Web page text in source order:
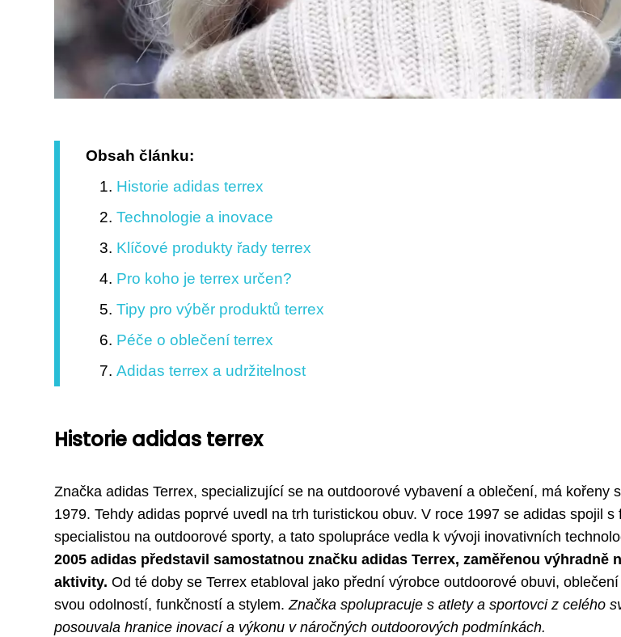
Obsah článku:
Historie adidas terrex
Technologie a inovace
Klíčové produkty řady terrex
Pro koho je terrex určen?
Tipy pro výběr produktů terrex
Péče o oblečení terrex
Adidas terrex a udržitelnost
Historie adidas terrex
Značka adidas Terrex, specializující se na outdoorové vybavení a oblečení, má kořeny
1979. Tehdy adidas poprvé uvedl na trh turistickou obuv. V roce 1997 se adidas spojil s
specialistou na outdoorové sporty, a tato spolupráce vedla k vývoji inovativních
2005 adidas představil samostatnou značku adidas Terrex, zaměřenou výhradně
aktivity. Od té doby se Terrex etabloval jako přední výrobce outdoorové obuvi,
svou odolností, funkčností a stylem.Značka spolupracuje s atlety a sportovci z celého
posouvala hranice inovací a výkonu v náročných outdoorových podmínkách.